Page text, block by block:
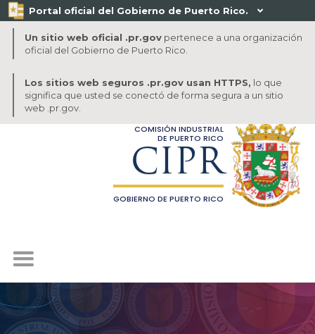
Portal oficial del Gobierno de Puerto Rico. 
Un sitio web oficial .pr.govpertenece a una organización
oficial del Gobierno de Puerto Rico.
Los sitios web seguros .pr.gov usan HTTPS, lo que
significa que usted se conectó de forma segura a un sitio
web .pr.gov.
COMISIÓN INDUSTRIAL
DE PUERTO RICO
CIPR
GOBIERNO DE PUERTO RICO